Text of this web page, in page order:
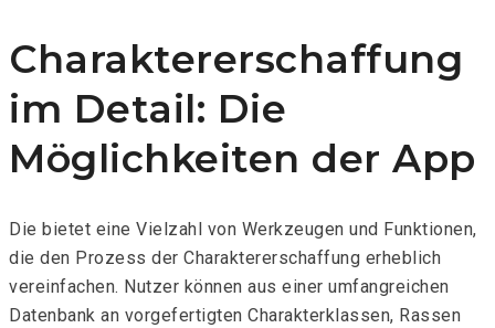
Charaktererschaffung
im Detail: Die
Möglichkeiten der App
Die bietet eine Vielzahl von Werkzeugen und Funktionen,
die den Prozess der Charaktererschaffung erheblich
vereinfachen. Nutzer können aus einer umfangreichen
Datenbank an vorgefertigten Charakterklassen, Rassen